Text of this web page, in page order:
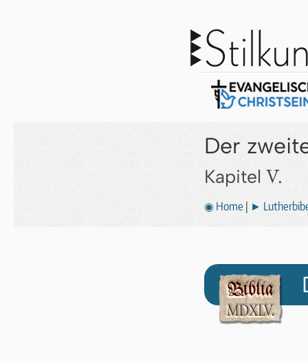
Der
Kapitel V.
◉ Home ►